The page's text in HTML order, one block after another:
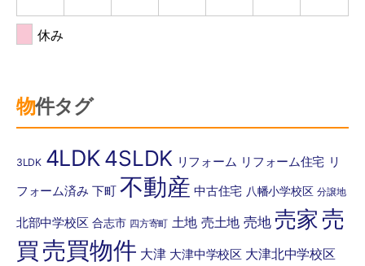
休み
物件タグ
3LDK 4LDK4SLDK リフォーム リフォーム住宅 リ
フォーム済み 下町 不動産 中古住宅 八幡小学校区 分譲地
北部中学校区 合志市 四方寄町 土地 売土地 売地 売家 売
買 売買物件 大津 大津中学校区 大津北中学校区